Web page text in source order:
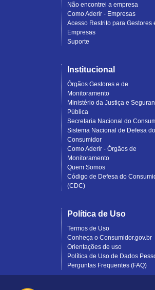
Não encontrei a empresa
Como Aderir - Empresas
Acesso Restrito para Gestores
Empresas
Suporte
Institucional
Órgãos Gestores e de
Monitoramento
Ministério da Justiça e
Pública
Secretaria Nacional do
Sistema Nacional de Defesa do
Consumidor
Como Aderir - Órgãos de
Monitoramento
Quem Somos
Código de Defesa do
(CDC)
Política de Uso
Termos de Uso
Conheça o Consumidor.gov.br
Orientações de uso
Política de Uso de Dados
Perguntas Frequentes (FAQ)